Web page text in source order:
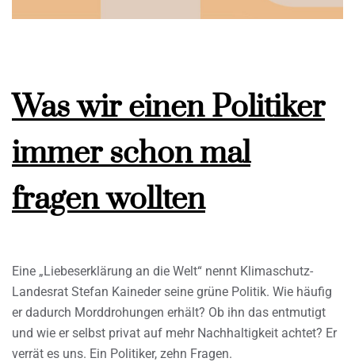
Was wir einen Politiker
immer schon mal
fragen wollten
Eine „Liebeserklärung an die Welt“ nennt Klimaschutz-
Landesrat Stefan Kaineder seine grüne Politik. Wie häufig
er dadurch Morddrohungen erhält? Ob ihn das entmutigt
und wie er selbst privat auf mehr Nachhaltigkeit achtet? Er
verrät es uns. Ein Politiker, zehn Fragen.